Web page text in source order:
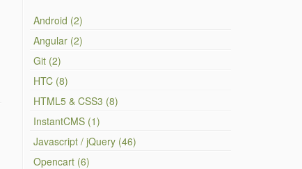
Android (2)
Angular (2)
Git (2)
HTC (8)
HTML5 & CSS3 (8)
InstantCMS (1)
Javascript / jQuery (46)
Opencart (6)